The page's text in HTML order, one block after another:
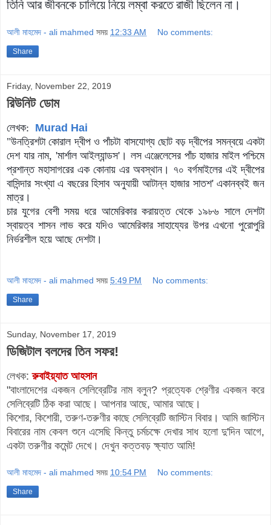
তিনি আর জীবনকে চালিয়ে নিয়ে লম্বা করতে রাজী ছিলেন না।
আলী মাহমেদ - ali mahmed সময় 12:33 AM No comments:
Share
Friday, November 22, 2019
রিউনিট ডোম
লেখক: Murad Hai
"উনত্রিশটা কোরাল দ্বীপ ও পাঁচটা বাসযোগ্য ছোট বড় দ্বীপের সমন্বয়ে একটা
দেশ যার নাম, 'মার্শাল আইল্যান্ডস'। লস এঞ্জেলেসের পাঁচ হাজার মাইল পশ্চিমে
প্রশান্ত মহাসাগরের এক কোনায় এর অবস্থান। ৭০ বর্গমাইলের এই দ্বীপের
বাসিন্দার সংখ্যা এ বছরের হিসাব অনুযায়ী আটান্ন হাজার সাতশ' একানব্বই জন
মাত্র।
চার যুগের বেশী সময় ধরে আমেরিকার করায়ত্ত থেকে ১৯৮৬ সালে দেশটা
স্বায়ত্ব শাসন লাভ করে যদিও আমেরিকার সাহায্যের উপর এখনো পুরোপুরি
নির্ভরশীল হয়ে আছে দেশটা।
আলী মাহমেদ - ali mahmed সময় 5:49 PM No comments:
Share
Sunday, November 17, 2019
ডিজিটাল বলদের তিন সফর!
লেখক:রুবাইয়্যাত আহসান
"বাংলাদেশের একজন সেলিব্রেটির নাম বলুন? প্রত্যেক শ্রেণীর একজন করে
সেলিব্রেটি ঠিক করা আছে। আপনার আছে, আমার আছে।
কিশোর, কিশোরী, তরুণ-তরুণীর কাছে সেলিব্রেটি জাস্টিন বিবার। আমি জাস্টিন
বিবারের নাম কেবল শুনে এসেছি কিন্তু চর্মচক্ষে দেখার সাধ হলো দু'দিন আগে,
একটা তরুণীর কমেন্ট দেখে। দেখুন কত্তবড় ক্ষ্যাত আমি!
আলী মাহমেদ - ali mahmed সময় 10:54 PM No comments:
Share